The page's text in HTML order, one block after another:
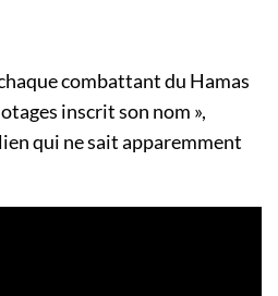
combattant du Hamas
inscrit son nom »,
qui ne sait apparemment